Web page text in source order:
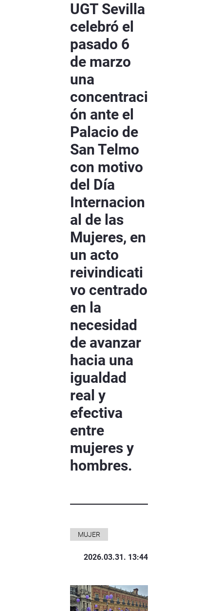
UGT Sevilla
celebró el
pasado 6
de marzo
una
concentraci
ón ante el
Palacio de
San Telmo
con motivo
del Día
Internacion
al de las
Mujeres, en
un acto
reivindicati
vo centrado
en la
necesidad
de avanzar
hacia una
igualdad
real y
efectiva
entre
mujeres y
hombres.
MUJER
2026.03.31. 13:44